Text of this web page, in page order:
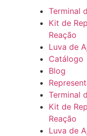
Terminal
Kit de
Reação
Luva de
Catálogo
Blog
Terminal
Kit de
Reação
Luva de